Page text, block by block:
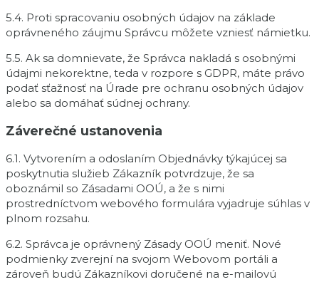
5.4. Proti spracovaniu osobných údajov na základe
oprávneného záujmu Správcu môžete vzniesť námietku.
5.5. Ak sa domnievate, že Správca nakladá s osobnými
údajmi nekorektne, teda v rozpore s GDPR, máte právo
podať sťažnosť na Úrade pre ochranu osobných údajov
alebo sa domáhať súdnej ochrany.
Záverečné ustanovenia
6.1. Vytvorením a odoslaním Objednávky týkajúcej sa
poskytnutia služieb Zákazník potvrdzuje, že sa
oboznámil so Zásadami OOÚ, a že s nimi
prostredníctvom webového formulára vyjadruje súhlas v
plnom rozsahu.
6.2. Správca je oprávnený Zásady OOÚ meniť. Nové
podmienky zverejní na svojom Webovom portáli a
zároveň budú Zákazníkovi doručené na e-mailovú